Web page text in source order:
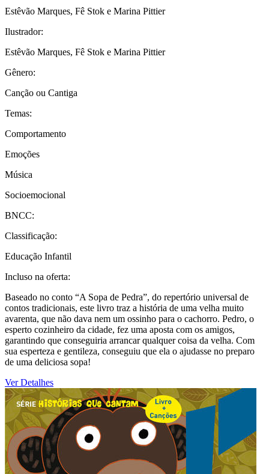
Estêvão Marques, Fê Stok e Marina Pittier
Ilustrador:
Estêvão Marques, Fê Stok e Marina Pittier
Gênero:
Canção ou Cantiga
Temas:
Comportamento
Emoções
Música
Socioemocional
BNCC:
Classificação:
Educação Infantil
Incluso na oferta:
Baseado no conto “A Sopa de Pedra”, do repertório universal de
contos tradicionais, este livro traz a história de uma velha muito
avarenta, que não dava nem um ossinho para o cachorro. Pedro, o
esperto cozinheiro da cidade, fez uma aposta com os amigos,
garantindo que conseguiria arrancar qualquer coisa da velha. Com
sua esperteza e gentileza, conseguiu que ela o ajudasse no preparo
de uma deliciosa sopa!
Ver Detalhes